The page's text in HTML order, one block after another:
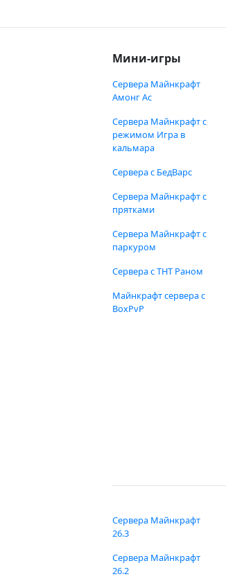
Мини-игры
Сервера Майнкрафт
Амонг Ас
Сервера Майнкрафт с
режимом Игра в
кальмара
Сервера с БедВарс
Сервера Майнкрафт с
прятками
Сервера Майнкрафт с
паркуром
Сервера с ТНТ Раном
Майнкрафт сервера с
BoxPvP
Сервера Майнкрафт
26.3
Сервера Майнкрафт
26.2